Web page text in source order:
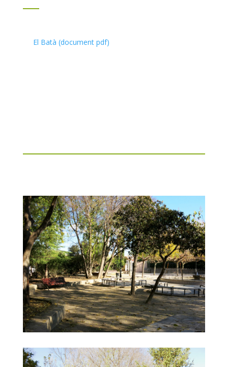
El Batà (document pdf)